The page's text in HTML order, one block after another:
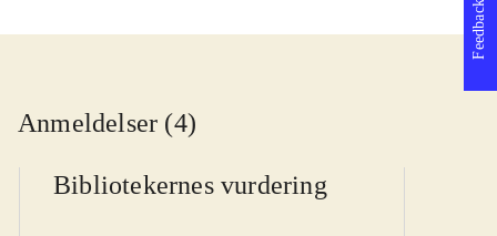
Anmeldelser (4)
Bibliotekernes vurdering
Feedback